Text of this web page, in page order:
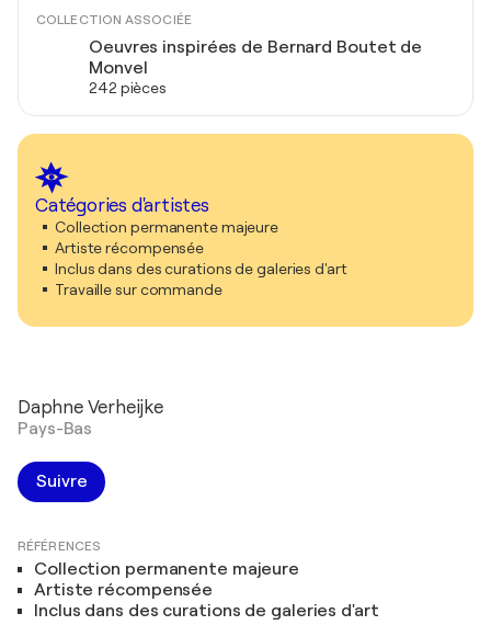
COLLECTION ASSOCIÉE
Oeuvres inspirées de Bernard Boutet de
Monvel
242 pièces
Catégories d'artistes
Collection permanente majeure
Artiste récompensée
Inclus dans des curations de galeries d'art
Travaille sur commande
Daphne Verheijke
Pays-Bas
Suivre
RÉFÉRENCES
Collection permanente majeure
Artiste récompensée
Inclus dans des curations de galeries d'art